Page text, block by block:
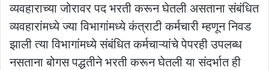
व्यवहाराच्या जोरावर पद भरती करून घेतली असताना संबंधित
व्यवहारांमध्ये ज्या विभागांमध्ये कंत्राटी कर्मचारी म्हणून निवड
झाली त्या विभागांमध्ये संबंधित कर्मचाऱ्यांचे पेपरही उपलब्ध
नसताना बोगस पद्धतीने भरती करून घेतली या संदर्भात ही